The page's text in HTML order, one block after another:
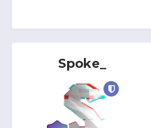
Spoke_